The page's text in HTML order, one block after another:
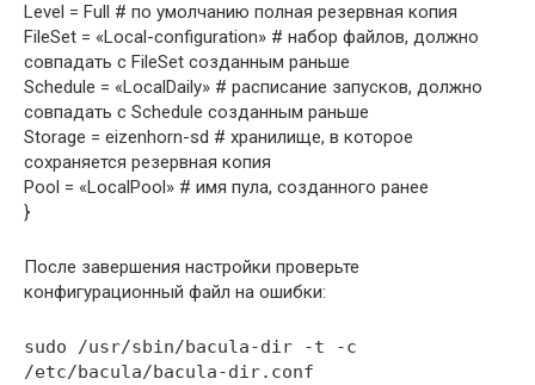
Level = Full # по умолчанию полная резервная копия
FileSet = «Local-configuration» # набор файлов, должно
совпадать с FileSet созданным раньше
Schedule = «LocalDaily» # расписание запусков, должно
совпадать c Schedule созданным раньше
Storage = eizenhorn-sd # хранилище, в которое
сохраняется резервная копия
Pool = «LocalPool» # имя пула, созданного ранее
}
После завершения настройки проверьте
конфигурационный файл на ошибки:
sudo /usr/sbin/bacula-dir -t -c
/etc/bacula/bacula-dir.conf